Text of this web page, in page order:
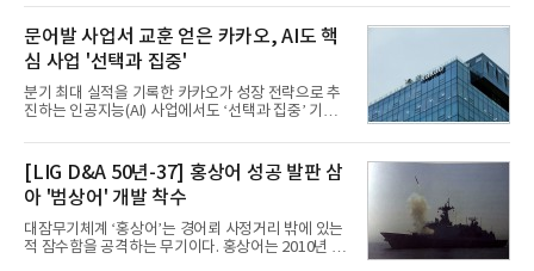
는 조종사가 휴대하는 명령통신장치(PDU, P
체별로 엇갈린 가운데 하반기 신작 흥행과 해외 시장
성과가 실적을 좌우할 핵심 변수로 떠오르고 있다.8일
업계에 따르면 올해 상반기 게임업계는 기업별 성적
표가 크게 갈렸다. 대표적으로 크래프톤은 'PUBG: 배
틀그라운드'의 안정적인 성장에 힘입어 상반기 연결
기준 매출 2조6616억원, 영업이익 9725억원으로 역
대 최대 실적을 기록했다. 엔씨도 올해 출시한 '아이온
동기 대
문어발 사업서 교훈 얻은 카카오, AI도 핵
심 사업 '선택과 집중'
분기 최대 실적을 기록한 카카오가 성장 전략으로 추
진하는 인공지능(AI) 사업에서도 ‘선택과 집중’ 기조
라 투자에 나서는 것과 달리, 카카오는 ‘카카오톡’이
라는 플랫폼 경쟁력을 활용한 AI 에이전트 서비스에
집중하는 전략이다. 과거 무리한 사업 확장 과정에서
겪었던 시행착오를 되풀이하지 않고 핵심 역량에 집
중하겠다는 취지로 풀이된다.7일 업계에 따르면 카카
오는 올해 2분기 연결 기준 매출 2조985억원, 영업이
익 2770억원을 기록했다. 전년 동기 대비 매출과 영업
[LIG D&A 50년-37] 홍상어 성공 발판 삼
아 '범상어' 개발 착수
대잠무기체계 ‘홍상어’는 경어뢰 사정거리 밖에 있는
적 잠수함을 공격하는 무기이다. 홍상어는 2010년 넥